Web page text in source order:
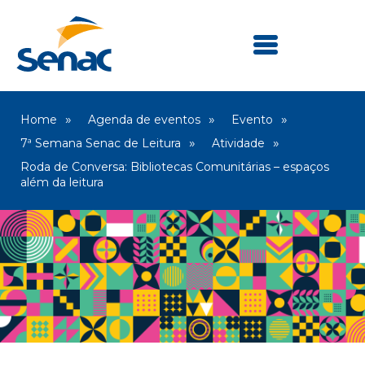
Home Agenda de eventos
Evento
7ª Semana Senac de Leitura
Atividade
Roda de Conversa: Bibliotecas Comunitárias – espaços
além da leitura